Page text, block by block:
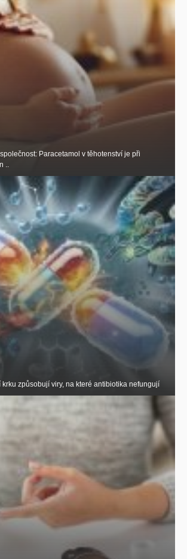
Paracetamol v těhotenství je při
krku způsobují viry, na které antibiotika nefungují